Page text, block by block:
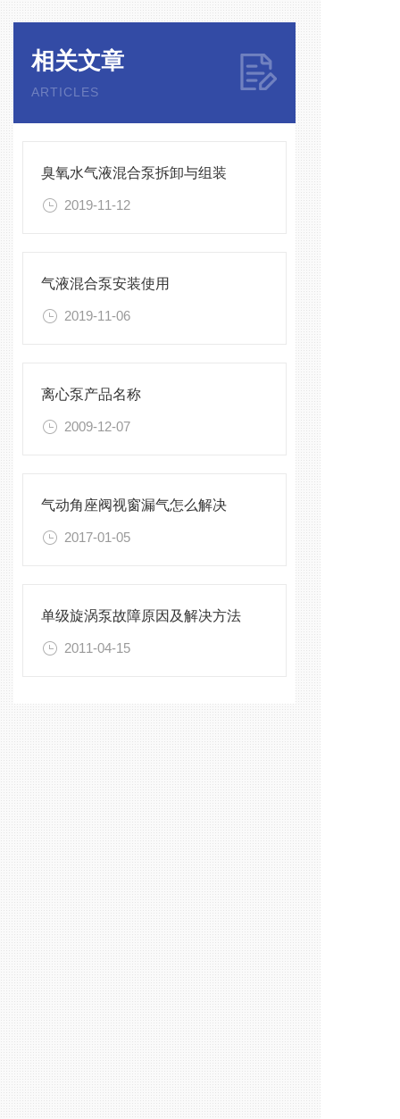
相关文章
ARTICLES
臭氧水气液混合泵拆卸与组装
2019-11-12
气液混合泵安装使用
2019-11-06
离心泵产品名称
2009-12-07
气动角座阀视窗漏气怎么解决
2017-01-05
单级旋涡泵故障原因及解决方法
2011-04-15